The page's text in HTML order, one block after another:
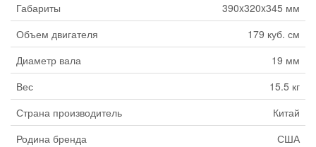
Габариты
390x320x345 мм
Объем двигателя
179 куб. см
Диаметр вала
19 мм
Вес
15.5 кг
Страна производитель
Китай
Родина бренда
США